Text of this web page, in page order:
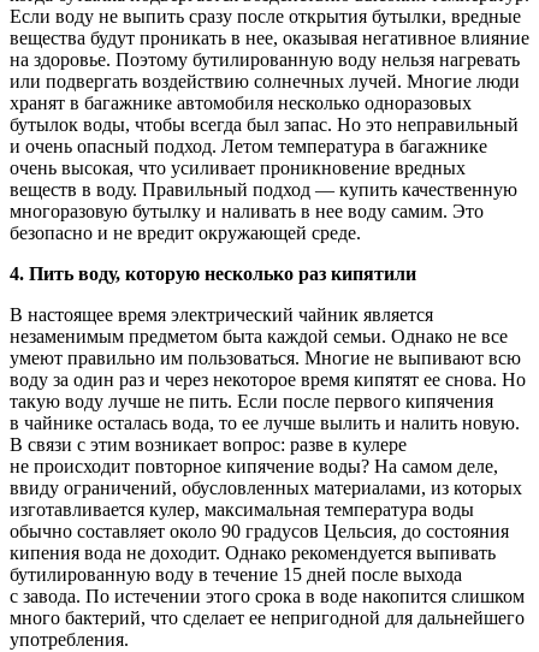
Если воду не выпить сразу после открытия бутылки, вредные
вещества будут проникать в нее, оказывая негативное влияние
на здоровье. Поэтому бутилированную воду нельзя нагревать
или подвергать воздействию солнечных лучей. Многие люди
хранят в багажнике автомобиля несколько одноразовых
бутылок воды, чтобы всегда был запас. Но это неправильный
и очень опасный подход. Летом температура в багажнике
очень высокая, что усиливает проникновение вредных
веществ в воду. Правильный подход — купить качественную
многоразовую бутылку и наливать в нее воду самим. Это
безопасно и не вредит окружающей среде.
4. Пить воду, которую несколько раз кипятили
В настоящее время электрический чайник является
незаменимым предметом быта каждой семьи. Однако не все
умеют правильно им пользоваться. Многие не выпивают всю
воду за один раз и через некоторое время кипятят ее снова. Но
такую воду лучше не пить. Если после первого кипячения
в чайнике осталась вода, то ее лучше вылить и налить новую.
В связи с этим возникает вопрос: разве в кулере
не происходит повторное кипячение воды? На самом деле,
ввиду ограничений, обусловленных материалами, из которых
изготавливается кулер, максимальная температура воды
обычно составляет около 90 градусов Цельсия, до состояния
кипения вода не доходит. Однако рекомендуется выпивать
бутилированную воду в течение 15 дней после выхода
с завода. По истечении этого срока в воде накопится слишком
много бактерий, что сделает ее непригодной для дальнейшего
употребления.